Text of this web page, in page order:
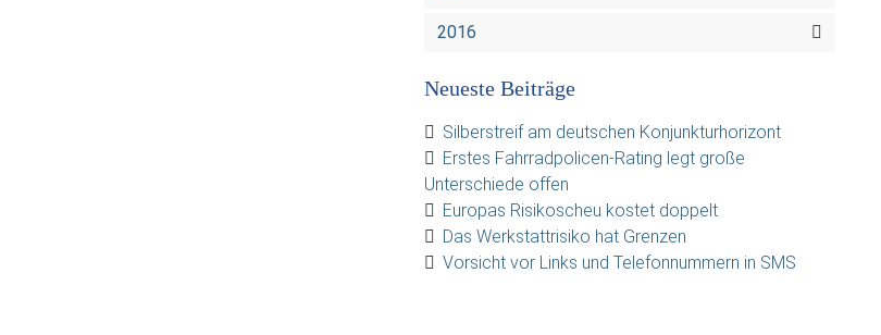
2016
Neueste Beiträge
Silberstreif am deutschen Konjunkturhorizont
Erstes Fahrradpolicen-Rating legt große
Unterschiede offen
Europas Risikoscheu kostet doppelt
Das Werkstattrisiko hat Grenzen
Vorsicht vor Links und Telefonnummern in SMS